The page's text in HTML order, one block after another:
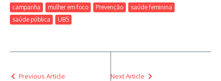
campanha
mulher em foco Prevenção
saúde feminina
saúde pública
UBS
Previous Article Next Article